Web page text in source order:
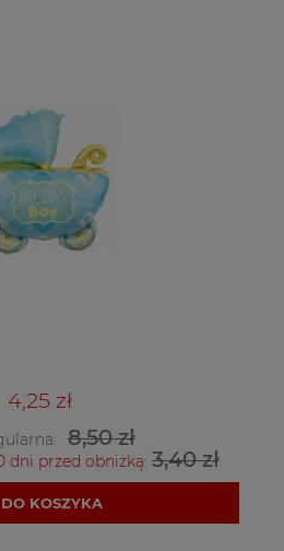
4,25 zł
8,50 zł
dni przed obniżką: 3,40 zł
DO KOSZYKA